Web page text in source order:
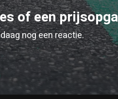
of een
nog een reactie.